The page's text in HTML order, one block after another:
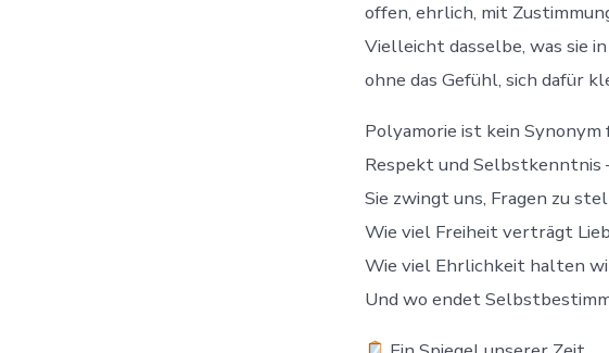
offen, ehrlich, mit
Vielleicht dasselbe, was sie
ohne das Gefühl, sich dafür
Polyamorie ist kein Synonym
Respekt und Selbstkenntnis
Sie zwingt uns, Fragen zu
Wie viel Freiheit verträgt
Wie viel Ehrlichkeit halten
Und wo endet